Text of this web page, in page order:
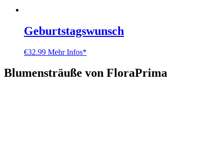
Geburtstagswunsch
€32.99 Mehr Infos*
Blumensträuße von FloraPrima